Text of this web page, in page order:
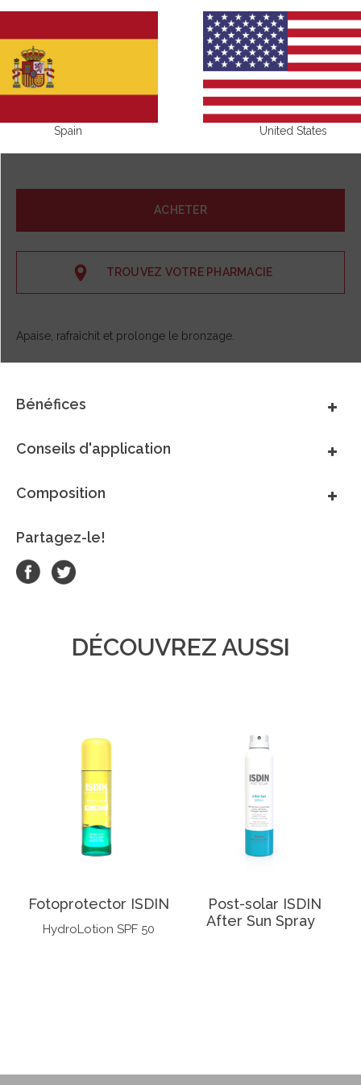
ACHETER
TROUVEZ VOTRE PHARMACIE
Apaise, rafraîchit et prolonge le bronzage.
Bénéfices
Conseils d'application
Composition
Partagez-le!
DÉCOUVREZ AUSSI
Fotoprotector ISDIN
HydroLotion SPF 50
Post-solar ISDIN
After Sun Spray
Spain United States